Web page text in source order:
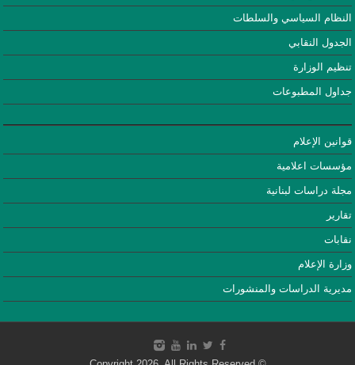
النظام السياسي والسلطات
الجدول النقابي
تنظيم الوزارة
جداول المطبوعات
قوانين الإعلام
مؤسسات اعلامية
مجلة دراسات لبنانية
تقارير
نقابات
وزارة الإعلام
مديرية الدراسات والمنشورات